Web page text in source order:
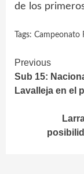
de los
Tags: Campeonato
Continue
Reading
Previous
Sub 15:
Lavalleja en el